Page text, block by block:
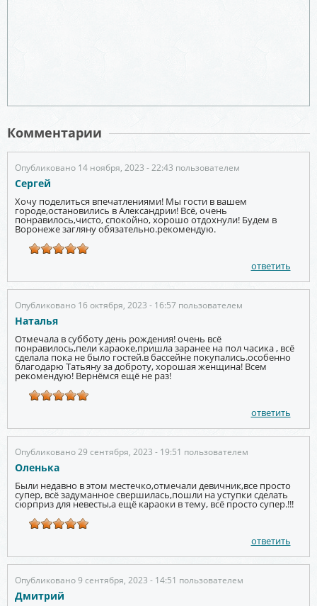
Комментарии
Опубликовано 14 ноября, 2023 - 22:43 пользователем
Сергей
Хочу поделиться впечатлениями! Мы гости в вашем
городе,остановились в Александрии! Всё, очень
понравилось,чисто, спокойно, хорошо отдохнули! Будем в
Воронеже загляну обязательно.рекомендую.
ответить
Опубликовано 16 октября, 2023 - 16:57 пользователем
Наталья
Отмечала в субботу день рождения! очень всё
понравилось,пели караоке,пришла заранее на пол часика , всё
сделала пока не было гостей.в бассейне покупались.особенно
благодарю Татьяну за доброту, хорошая женщина! Всем
рекомендую! Вернёмся ещё не раз!
ответить
Опубликовано 29 сентября, 2023 - 19:51 пользователем
Оленька
Были недавно в этом местечко,отмечали девичник,все просто
супер, всё задуманное свершилась,пошли на уступки сделать
сюрприз для невесты,а ещё караоки в тему, всё просто супер.!!!
ответить
Опубликовано 9 сентября, 2023 - 14:51 пользователем
Дмитрий